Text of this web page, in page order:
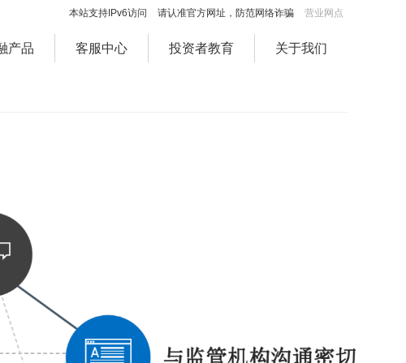
本站支持IPv6访问 请认准官方网址，防范网络诈骗 营业网点
产品 客服中心 投资者教育 关于我们